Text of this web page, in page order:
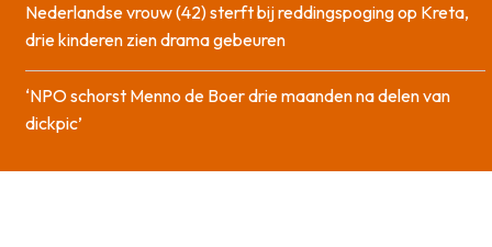
Nederlandse vrouw (42) sterft bij reddingspoging op Kreta,
drie kinderen zien drama gebeuren
‘NPO schorst Menno de Boer drie maanden na delen van
dickpic’